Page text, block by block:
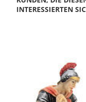
INTERESSIERTEN